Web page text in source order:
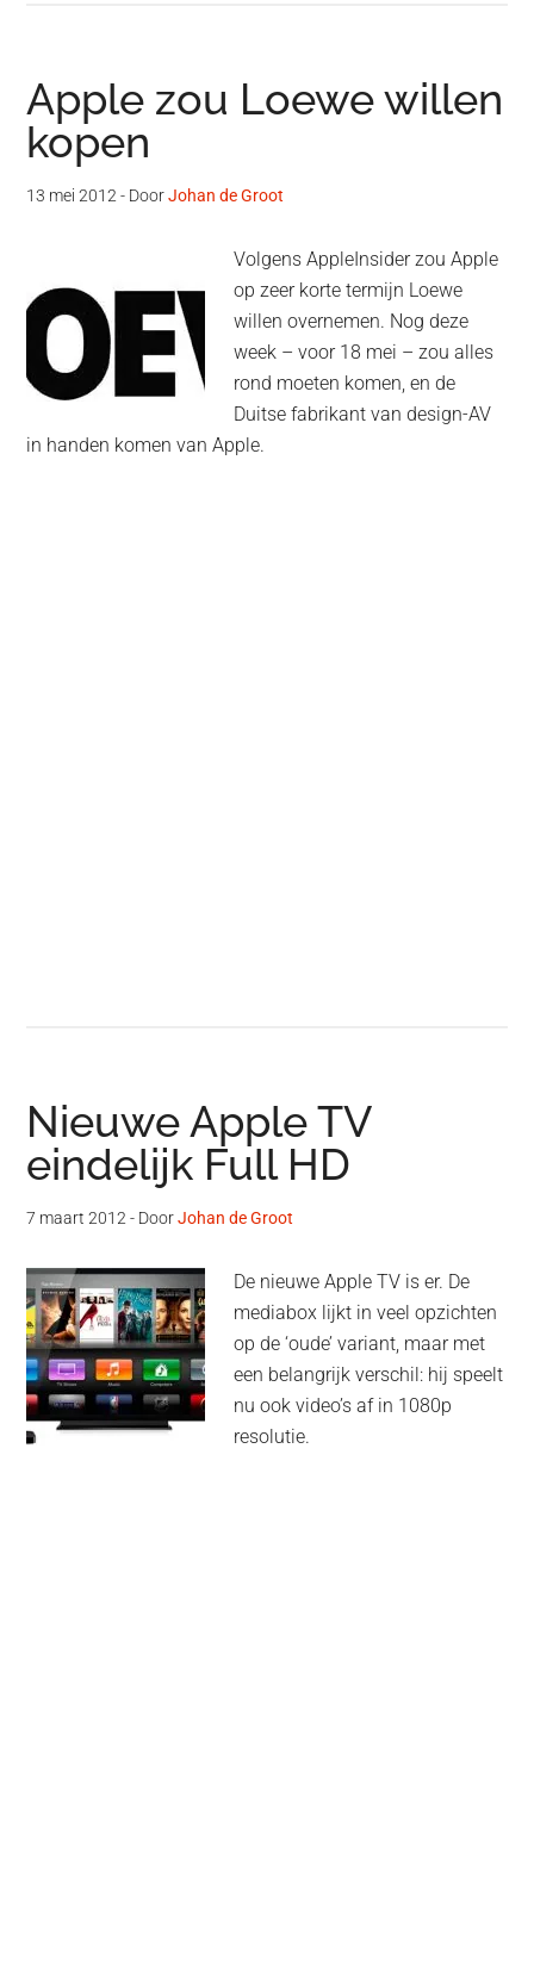
Apple zou Loewe willen
kopen
13 mei 2012 - DoorJohan de Groot
Volgens AppleInsider zou Apple
op zeer korte termijn Loewe
willen overnemen. Nog deze
week – voor 18 mei – zou alles
rond moeten komen, en de
Duitse fabrikant van design-AV
in handen komen van Apple.
Nieuwe Apple TV
eindelijk Full HD
7 maart 2012 - DoorJohan de Groot
De nieuwe Apple TV is er. De
mediabox lijkt in veel opzichten
op de ‘oude’ variant, maar met
een belangrijk verschil: hij speelt
nu ook video’s af in 1080p
resolutie.